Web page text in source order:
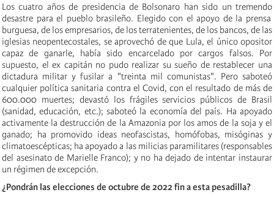
Los cuatro años de presidencia de Bolsonaro han sido un tremendo
desastre para el pueblo brasileño. Elegido con el apoyo de la prensa
burguesa, de los empresarios, de los terratenientes, de los bancos, de las
iglesias neopentecostales, se aprovechó de que Lula, el único opositor
capaz de ganarle, había sido encarcelado por cargos falsos. Por
supuesto, el ex capitán no pudo realizar su sueño de restablecer una
dictadura militar y fusilar a "treinta mil comunistas". Pero saboteó
cualquier política sanitaria contra el Covid, con el resultado de más de
600.000 muertes; devastó los frágiles servicios públicos de Brasil
(sanidad, educación, etc.); saboteó la economía del país. Ha apoyado
activamente la destrucción de la Amazonia por losamos de la soja y el
ganado; ha promovido ideas neofascistas, homófobas, misóginas y
climatoescépticas; ha apoyado a las milicias paramilitares (responsables
del asesinato de Marielle Franco); y no ha dejado de intentar instaurar
un régimen de excepción.
¿Pondrán las elecciones de octubre de 2022 fin a esta pesadilla?